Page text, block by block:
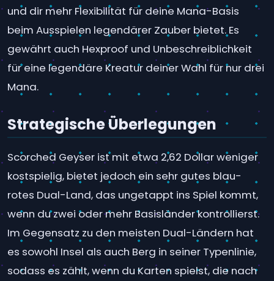
und dir mehr Flexibilität für deine Mana-Basis
beim Ausspielen legendärer Zauber bietet. Es
gewährt auch Hexproof und Unbeschreiblichkeit
für eine legendäre Kreatur deiner Wahl für nur drei
Mana.
Strategische Überlegungen
Scorched Geyser ist mit etwa 2,62 Dollar weniger
kostspielig, bietet jedoch ein sehr gutes blau-
rotes Dual-Land, das ungetappt ins Spiel kommt,
wenn du zwei oder mehr Basisländer kontrollierst.
Im Gegensatz zu den meisten Dual-Ländern hat
es sowohl Insel als auch Berg in seiner Typenlinie,
sodass es zählt, wenn du Karten spielst, die nach